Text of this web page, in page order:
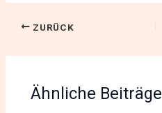
ZURÜCK
Ähnliche Beiträge